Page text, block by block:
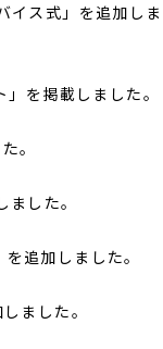
イス式」を追加しま
を掲載しました。
。
した。
追加しました。
ました。